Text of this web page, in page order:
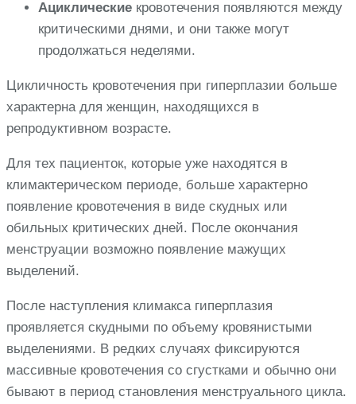
Ациклические кровотечения появляются между
критическими днями, и они также могут
продолжаться неделями.
Цикличность кровотечения при гиперплазии больше
характерна для женщин, находящихся в
репродуктивном возрасте.
Для тех пациенток, которые уже находятся в
климактерическом периоде, больше характерно
появление кровотечения в виде скудных или
обильных критических дней. После окончания
менструации возможно появление мажущих
выделений.
После наступления климакса гиперплазия
проявляется скудными по объему кровянистыми
выделениями. В редких случаях фиксируются
массивные кровотечения со сгустками и обычно они
бывают в период становления менструального цикла.